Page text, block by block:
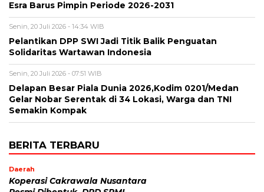
Esra Barus Pimpin Periode 2026-2031
Senin, 20 Juli 2026 - 14:34 WIB
Pelantikan DPP SWI Jadi Titik Balik Penguatan
Solidaritas Wartawan Indonesia
Senin, 20 Juli 2026 - 07:51 WIB
Delapan Besar Piala Dunia 2026,Kodim 0201/Medan
Gelar Nobar Serentak di 34 Lokasi, Warga dan TNI
Semakin Kompak
BERITA TERBARU
Daerah
Koperasi Cakrawala Nusantara